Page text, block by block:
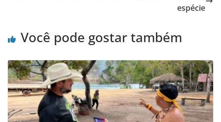
espécie
Você pode gostar também